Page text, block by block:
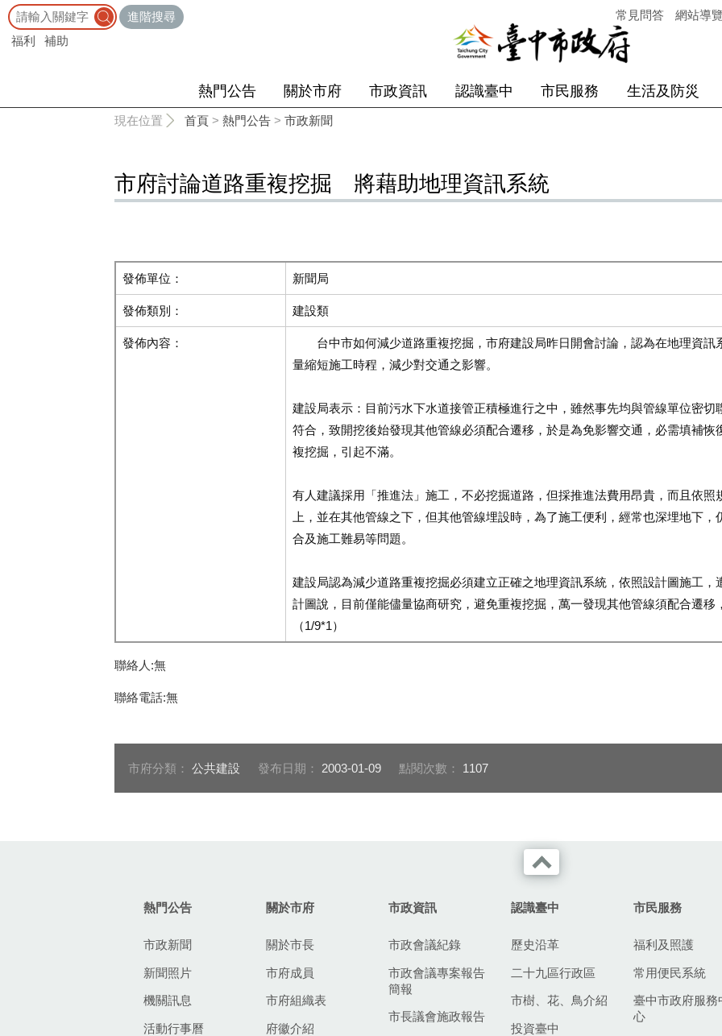
進階搜尋
福利
補助
常見問答 網站導
熱門公告 關於市府 市政資訊 認識臺中 市民服務 生活及防災
現在位置 首頁 > 熱門公告 > 市政新聞
市府討論道路重複挖掘 將藉助地理資訊系統
發佈單位： 新聞局
發佈類別： 建設類
發佈內容：
台中市如何減少道路重複挖掘，市府建設局昨日開會討論，認為在地理資訊
量縮短施工時程，減少對交通之影響。
建設局表示：目前污水下水道接管正積極進行之中，雖然事先均與管線單位密
符合，致開挖後始發現其他管線必須配合遷移，於是為免影響交通，必需填補
複挖掘，引起不滿。
有人建議採用「推進法」施工，不必挖掘道路，但採推進法費用昂貴，而且依
上，並在其他管線之下，但其他管線埋設時，為了施工便利，經常也深埋地下
合及施工難易等問題。
建設局認為減少道路重複挖掘必須建立正確之地理資訊系統，依照設計圖施工
計圖說，目前僅能儘量協商研究，避免重複挖掘，萬一發現其他管線須配合遷
（1/9*1）
聯絡人:無
聯絡電話:無
市府分類： 公共建設 發布日期： 2003-01-09 點閱次數： 1107
熱門公告
市政新聞
新聞照片
機關訊息
活動行事曆
關於市府
關於市長
市府成員
市府組織表
府徽介紹
市政資訊
市政會議紀錄
市政會議專案報告
簡報
市長議會施政報告
認識臺中
歷史沿革
二十九區行政區
市樹、花、鳥介紹
投資臺中
市民服務
福利及照護
常用便民系統
臺中市政府服務
心